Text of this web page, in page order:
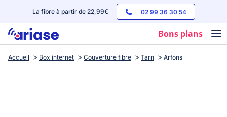
La fibre à partir de 22,99€ 02 99 36 30 54
Bons plans
Box internet
Accueil Box internet Couverture fibre Tarn Arfons